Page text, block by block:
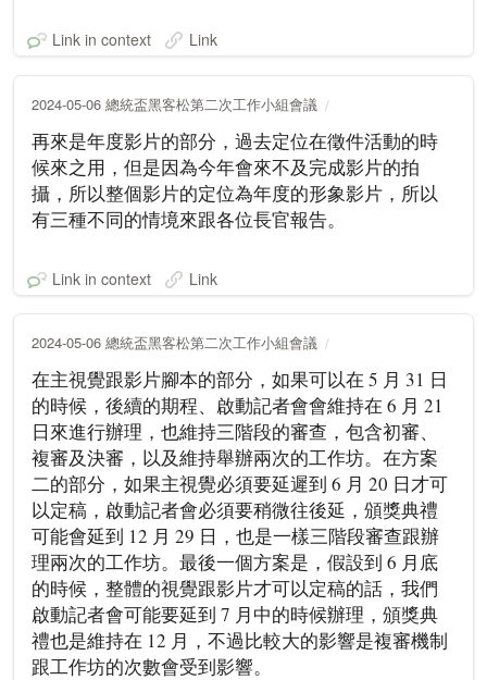
Link in context Link
2024-05-06 總統盃黑客松第二次工作小組會議
再來是年度影片的部分，過去定位在徵件活動的時
候來之用，但是因為今年會來不及完成影片的拍
攝，所以整個影片的定位為年度的形象影片，所以
有三種不同的情境來跟各位長官報告。
Link in context Link
2024-05-06 總統盃黑客松第二次工作小組會議
在主視覺跟影片腳本的部分，如果可以在 5 月 31 日
的時候，後續的期程、啟動記者會會維持在 6 月 21
日來進行辦理，也維持三階段的審查，包含初審、
複審及決審，以及維持舉辦兩次的工作坊。在方案
二的部分，如果主視覺必須要延遲到 6 月 20 日才可
以定稿，啟動記者會必須要稍微往後延，頒獎典禮
可能會延到 12 月 29 日，也是一樣三階段審查跟辦
理兩次的工作坊。最後一個方案是，假設到 6 月底
的時候，整體的視覺跟影片才可以定稿的話，我們
啟動記者會可能要延到 7 月中的時候辦理，頒獎典
禮也是維持在 12 月，不過比較大的影響是複審機制
跟工作坊的次數會受到影響。